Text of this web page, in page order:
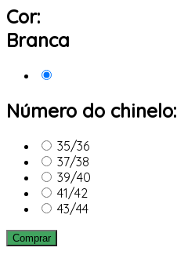
Cor:
Branca
Número do chinelo:
35/36
37/38
39/40
41/42
43/44
Comprar